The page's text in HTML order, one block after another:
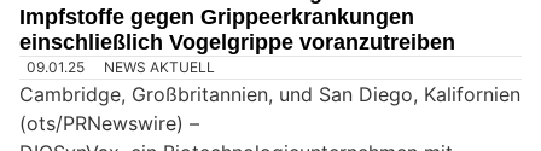
Impfstoffe gegen Grippeerkrankungen
einschließlich Vogelgrippe voranzutreiben
09.01.25 NEWS AKTUELL
Cambridge, Großbritannien, und San Diego, Kalifornien
(ots/PRNewswire) –